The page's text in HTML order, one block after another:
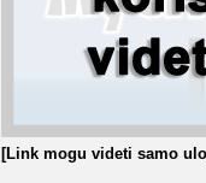
[Link mogu videti samo